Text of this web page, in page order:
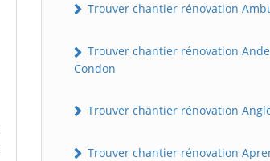
Trouver chantier rénovation
Trouver chantier rénovation
Condon
Trouver chantier rénovation
Trouver chantier rénovation